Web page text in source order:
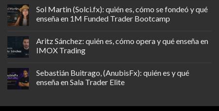
Sol Martin (Solci.fx): quién es, cómo se fondeó y qué
enseña en 1M Funded Trader Bootcamp
Aritz Sánchez: quién es, cómo opera y qué enseña en
IMOX Trading
Sebastián Buitrago, (AnubisFx): quién es y qué
enseña en Sala Trader Elite